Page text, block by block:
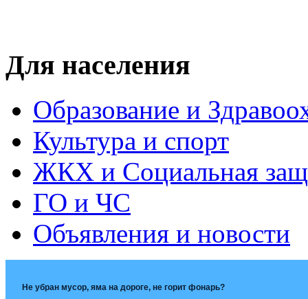
Для населения
Образование и
Культура и спорт
ЖКХ и Социальная
ГО и ЧС
Объявления и новости
Не убран мусор, яма на дороге, не горит фонарь?